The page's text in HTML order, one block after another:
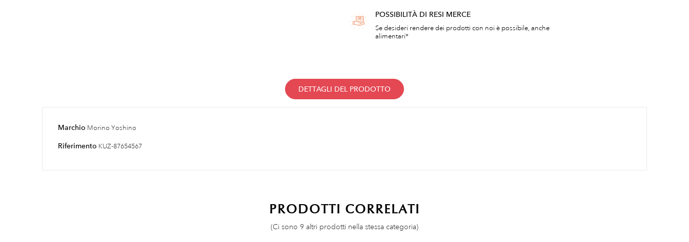
POSSIBILITÀ DI RESI MERCE
Se desideri rendere dei prodotti con noi è possibile, anche
alimentari*
DETTAGLI DEL PRODOTTO
Marchio Morino Yoshino
Riferimento KUZ-87654567
PRODOTTI CORRELATI
(Ci sono 9 altri prodotti nella stessa categoria)